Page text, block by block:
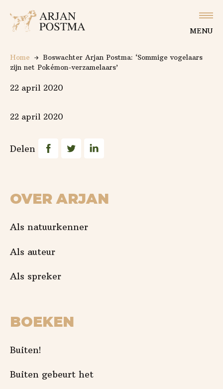
MENU
Home
Boswachter Arjan Postma: ‘Sommige vogelaars
zijn net Pokémon-verzamelaars’
22 april 2020
22 april 2020
Delen Deel op Facebook
Deel op Twitter
Deel op Linkedin
OVER ARJAN
Als natuurkenner
Als auteur
Als spreker
BOEKEN
Buiten!
Buiten gebeurt het